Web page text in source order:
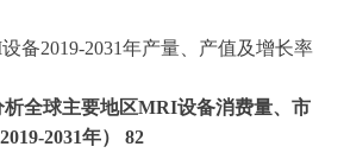
备2019-2031年产量、产值及增长率
析全球主要地区MRI设备消费量、市
2031年） 82